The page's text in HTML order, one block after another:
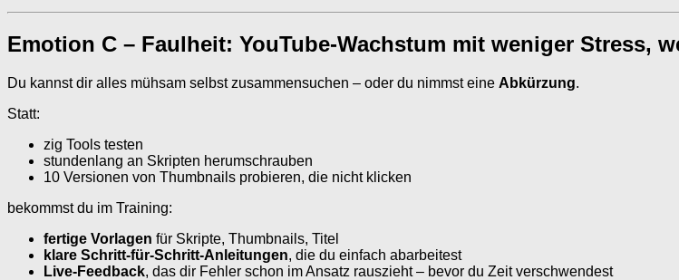
Emotion C – Faulheit: YouTube-Wachstum mit weniger Stress,
Du kannst dir alles mühsam selbst zusammensuchen – oder du nimmst eine Abkürzung.
Statt:
zig Tools testen
stundenlang an Skripten herumschrauben
10 Versionen von Thumbnails probieren, die nicht klicken
bekommst du im Training:
fertige Vorlagen für Skripte, Thumbnails, Titel
klare Schritt-für-Schritt-Anleitungen, die du einfach abarbeitest
Live-Feedback, das dir Fehler schon im Ansatz rauszieht – bevor du Zeit verschwendest